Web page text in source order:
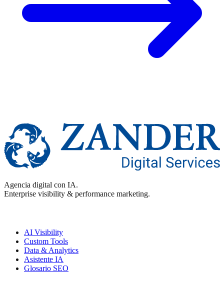
Agencia digital con IA.
Enterprise visibility & performance marketing.
AI Visibility
Custom Tools
Data & Analytics
Asistente IA
Glosario SEO